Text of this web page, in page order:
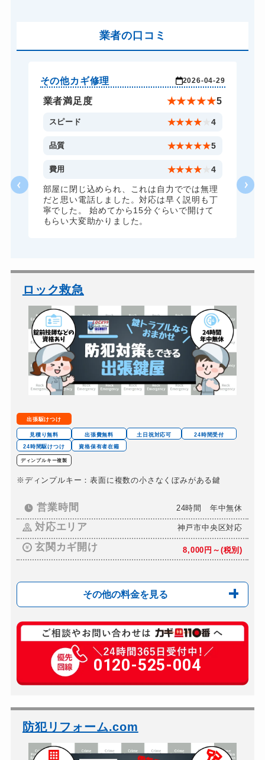
業者の口コミ
その他カギ修理 2026-04-29
業者満足度 ★★★★★5
スピード ★★★★ 4
品質 ★★★★★5
費用 ★★★★ 4
部屋に閉じ込められ、これは自力ででは無理
だと思い電話しました。対応は早く説明も丁
寧でした。 始めてから15分ぐらいで開けて
もらい大変助かりました。
ロック救急
出張駆けつけ
見積り無料 出張費無料 土日祝対応可
24時間受付
24時間駆けつけ
資格保有者在籍
ディンプルキー複製
※ディンプルキー：表面に複数の小さなくぼみがある鍵
営業時間 24時間 年中無休
対応エリア 神戸市中央区対応
玄関カギ開け 8,000円～(税別)
その他の料金を見る
玄関カギ交換 9,000円～(税別)
車カギ開け 8,000円～(税別)
バイクカギ開け 6,000円～(税別)
金庫カギ開け
ロッカーカギ開け 6,000円～(税別)
0120-525-004
防犯リフォーム.com